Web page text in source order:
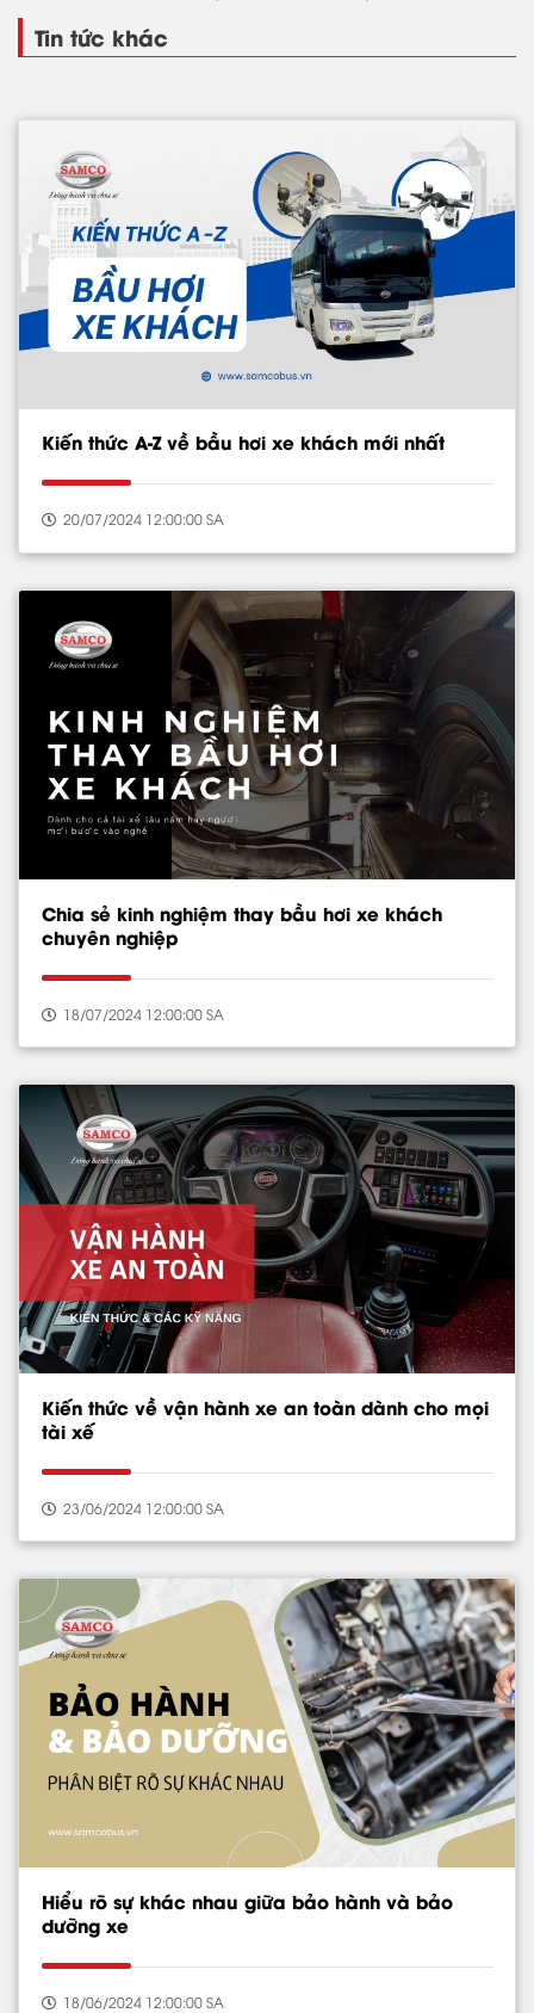
Tin tức khác
Kiến thức A-Z về bầu hơi xe khách mới nhất
20/07/2024 12:00:00 SA
Chia sẻ kinh nghiệm thay bầu hơi xe khách
chuyên nghiệp
18/07/2024 12:00:00 SA
Kiến thức về vận hành xe an toàn dành cho mọi
tài xế
23/06/2024 12:00:00 SA
Hiểu rõ sự khác nhau giữa bảo hành và bảo
dưỡng xe
18/06/2024 12:00:00 SA